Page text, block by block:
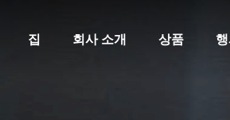
집 회사 소개 상품